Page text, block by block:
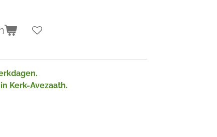
Kerk-Avezaath.